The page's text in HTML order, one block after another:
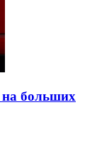
больших